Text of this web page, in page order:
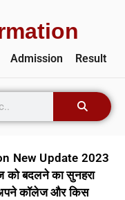
Admission Result
New Update 2023
को बदलने का सुनहरा
कॉलेज और किस